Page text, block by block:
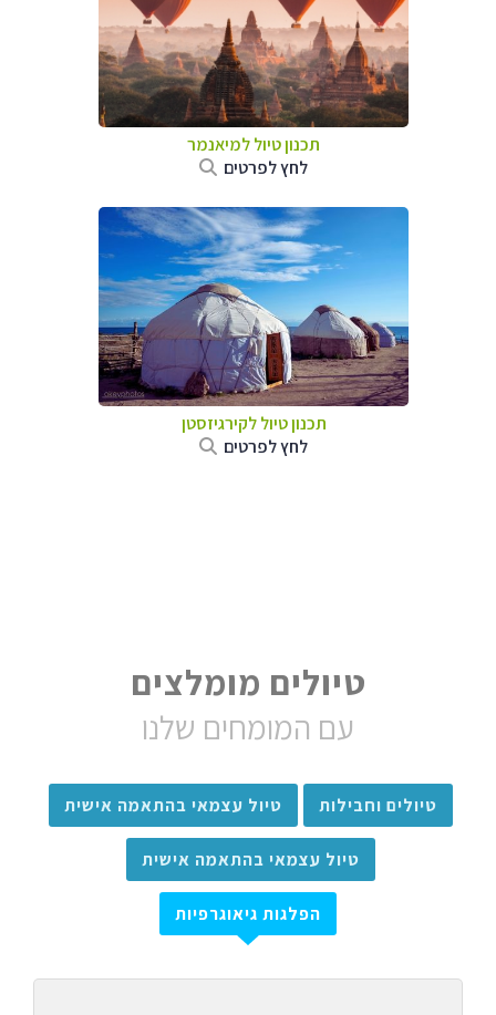
תכנון טיוללמיאנמר
לחץ לפרטים
תכנון טיוללקירגיזסטן
לחץ לפרטים
טיולים מומלצים
עם המומחים שלנו
טיולים וחבילות טיול עצמאי בהתאמה אישית
טיול עצמאי בהתאמה אישית
הפלגות גיאוגרפיות